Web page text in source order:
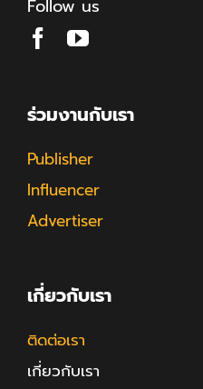
Follow us
ร่วมงานกับเรา
Publisher
Influencer
Advertiser
เกี่ยวกับเรา
ติดต่อเรา
เกี่ยวกับเรา